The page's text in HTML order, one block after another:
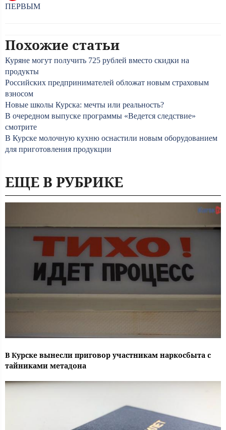
ПЕРВЫМ
Похожие статьи
Куряне могут получить 725 рублей вместо скидки на
продукты
Российских предпринимателей обложат новым страховым
взносом
Новые школы Курска: мечты или реальность?
В очередном выпуске программы «Ведется следствие»
смотрите
В Курске молочную кухню оснастили новым оборудованием
для приготовления продукции
ЕЩЕ В РУБРИКЕ
В Курске вынесли приговор участникам наркосбыта с
тайниками метадона